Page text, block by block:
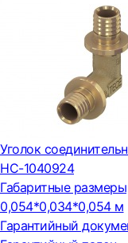
Уголок
НС-1040924
Габаритные размеры
0,054*0,034*0,054 м
Гарантийный